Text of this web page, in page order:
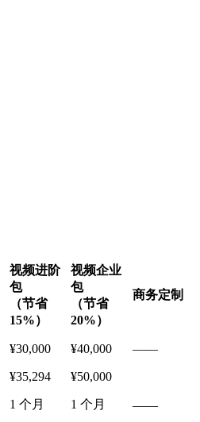
视频进阶
包
（节省
15%）
视频企业
包
（节省
20%）
商务定制
¥30,000 ¥40,000 ——
¥35,294
¥50,000
1 个月 1 个月 ——